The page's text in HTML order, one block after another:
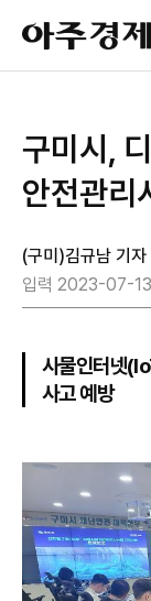
아
주
경
구미시,
안전관리
(구미)김규남 기자
입력 2023-07-
사물인터넷
사고 예방